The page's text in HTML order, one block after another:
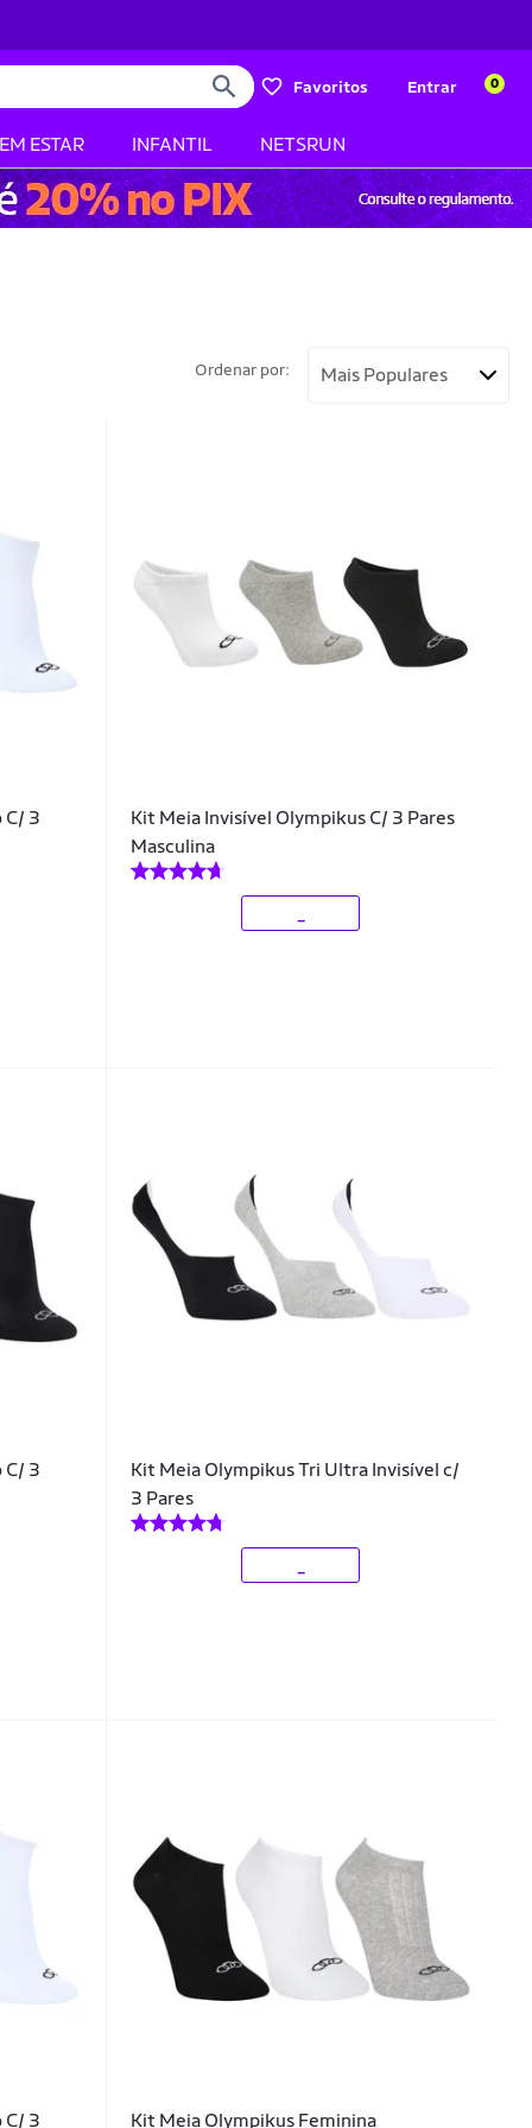
Favoritos Entrar 0
ESTAR INFANTIL NETSRUN
Ordenar por:
C/ 3
Kit Meia Invisível Olympikus C/ 3 Pares
Masculina
C/ 3
Kit Meia Olympikus Tri Ultra Invisível c/
3 Pares
C/ 3 Kit Meia Olympikus Feminina